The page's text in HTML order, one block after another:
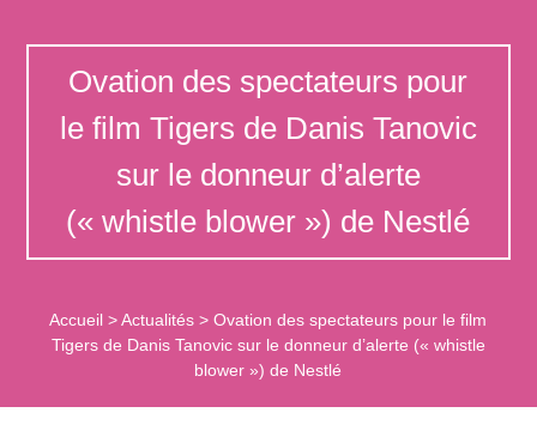
Ovation des spectateurs pour
le film Tigers de Danis Tanovic
sur le donneur d’alerte
(« whistle blower ») de Nestlé
Accueil >Actualités >Ovation des spectateurs pour le film
Tigers de Danis Tanovic sur le donneur d’alerte (« whistle
blower ») de Nestlé